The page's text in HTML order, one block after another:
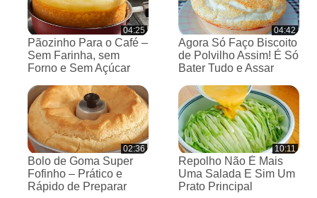
04:25
Pãozinho Para o Café –
Sem Farinha, sem
Forno e Sem Açúcar
04:42
Agora Só Faço Biscoito
de Polvilho Assim! É Só
Bater Tudo e Assar
02:36
Bolo de Goma Super
Fofinho – Prático e
Rápido de Preparar
10:11
Repolho Não É Mais
Uma Salada E Sim Um
Prato Principal